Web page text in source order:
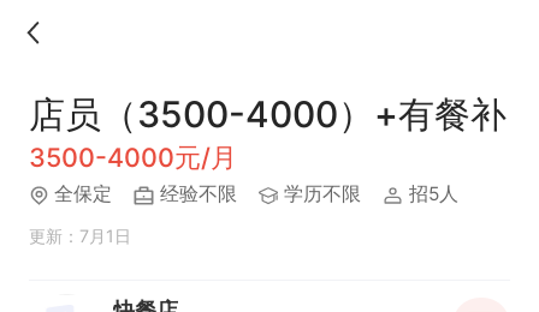
店员（3500-4000）+有餐补
3500-4000元/月
全保定 经验不限 学历不限 招5人
更新：7月1日